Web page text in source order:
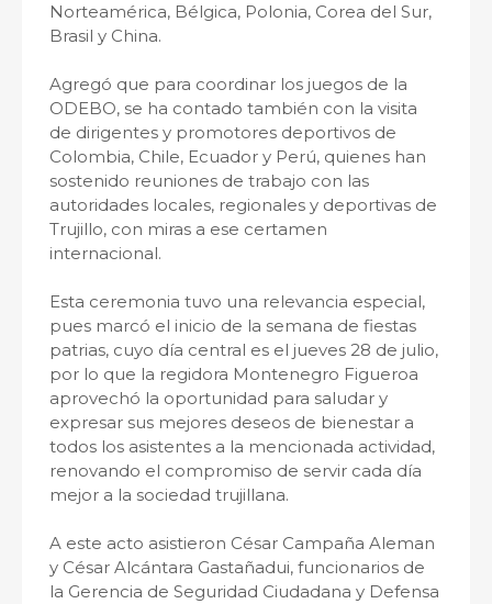
Norteamérica, Bélgica, Polonia, Corea del Sur,
Brasil y China.
Agregó que para coordinar los juegos de la
ODEBO, se ha contado también con la visita
de dirigentes y promotores deportivos de
Colombia, Chile, Ecuador y Perú, quienes han
sostenido reuniones de trabajo con las
autoridades locales, regionales y deportivas de
Trujillo, con miras a ese certamen
internacional.
Esta ceremonia tuvo una relevancia especial,
pues marcó el inicio de la semana de fiestas
patrias, cuyo día central es el jueves 28 de julio,
por lo que la regidora Montenegro Figueroa
aprovechó la oportunidad para saludar y
expresar sus mejores deseos de bienestar a
todos los asistentes a la mencionada actividad,
renovando el compromiso de servir cada día
mejor a la sociedad trujillana.
A este acto asistieron César Campaña Aleman
y César Alcántara Gastañadui, funcionarios de
la Gerencia de Seguridad Ciudadana y Defensa